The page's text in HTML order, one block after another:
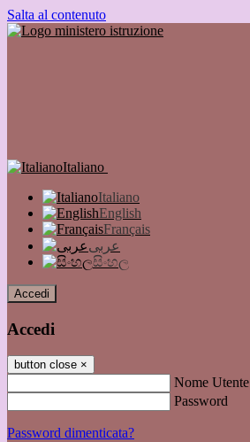
Salta al contenuto
Italiano
Italiano
English
Français
عربى
සිංහල
Accedi
Accedi
button close ×
Nome Utente
Password
Password dimenticata?